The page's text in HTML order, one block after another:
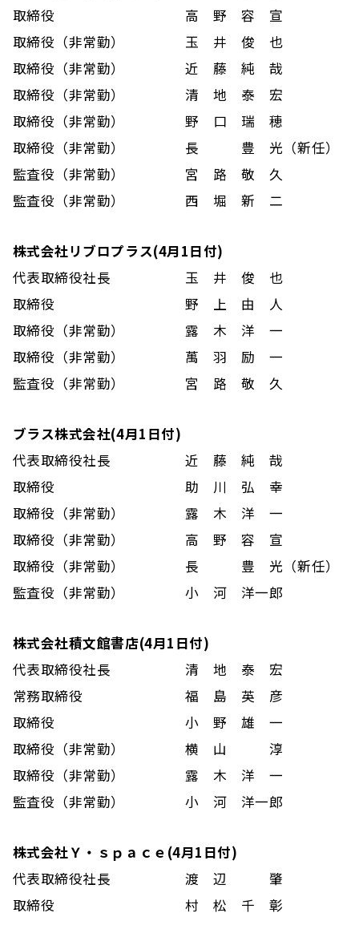
取締役
高 野 容 宣
取締役（非常勤）
玉 井 俊 也
取締役（非常勤）
近 藤 純 哉
取締役（非常勤）
清 地 泰 宏
取締役（非常勤）
野 口 瑞 穂
取締役（非常勤）
長 豊 光（新任）
監査役（非常勤）
宮 路 敬 久
監査役（非常勤）
西 堀 新 二
株式会社リブロプラス(4月1日付)
代表取締役社長
玉 井 俊 也
取締役
野 上 由 人
取締役（非常勤）
露 木 洋 一
取締役（非常勤）
萬 羽 励 一
監査役（非常勤）
宮 路 敬 久
ブラス株式会社(4月1日付)
代表取締役社長
近 藤 純 哉
取締役
助 川 弘 幸
取締役（非常勤）
露 木 洋 一
取締役（非常勤）
高 野 容 宣
取締役（非常勤）
長 豊 光（新任）
監査役（非常勤）
小 河 洋一郎
株式会社積文館書店(4月1日付)
代表取締役社長
清 地 泰 宏
常務取締役
福 島 英 彦
取締役
小 野 雄 一
取締役（非常勤）
横 山 淳
取締役（非常勤）
露 木 洋 一
監査役（非常勤）
小 河 洋一郎
株式会社Ｙ・ｓｐａｃｅ(4月1日付)
代表取締役社長
渡 辺 肇
取締役
村 松 千 彰